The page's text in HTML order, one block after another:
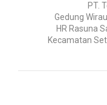
PT.
Gedung
HR Rasuna
Kecamatan